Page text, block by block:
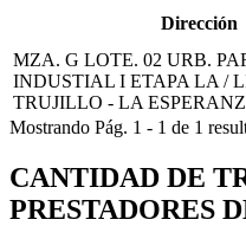
Dirección
MZA. G LOTE. 02 URB.
INDUSTIAL I ETAPA LA /
TRUJILLO - LA
Mostrando Pág. 1 - 1 de 1
CANTIDAD DE
PRESTADORES